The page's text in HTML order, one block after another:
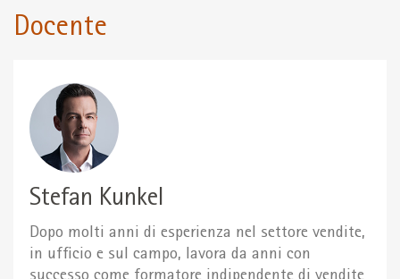
Docente
Stefan Kunkel
Dopo molti anni di esperienza nel settore vendite,
in ufficio e sul campo, lavora da anni con